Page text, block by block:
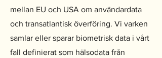
mellan EU och USA om användardata
och transatlantisk överföring. Vi varken
samlar eller sparar biometrisk data i vårt
fall definierat som hälsodata från